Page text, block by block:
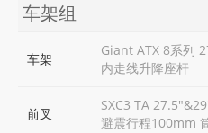
车架组
车架
Giant ATX 8系列
内走线升降座杆
前叉
SXC3 TA
避震行程100mm